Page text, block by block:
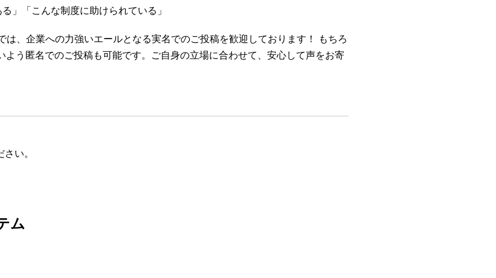
」「こんな制度に助けられている」
は、企業への力強いエールとなる実名でのご投稿を歓迎しております！ もちろ
よう匿名でのご投稿も可能です。ご自身の立場に合わせて、安心して声をお寄
い。
ム